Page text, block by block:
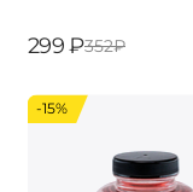
‍299‍ ₽‍352‍₽
-15%